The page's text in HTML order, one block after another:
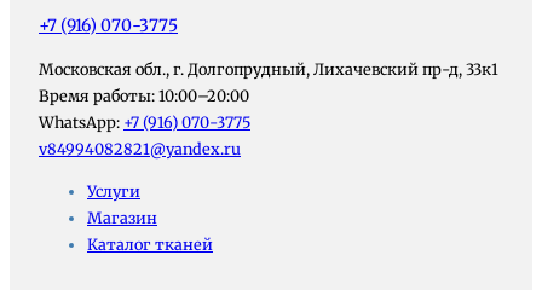
+7 (916) 070-3775
Московская обл., г. Долгопрудный, Лихачевский пр-д, 33к1
Время работы: 10:00–20:00
WhatsApp: +7 (916) 070-3775
v84994082821@yandex.ru
Услуги
Магазин
Каталог тканей